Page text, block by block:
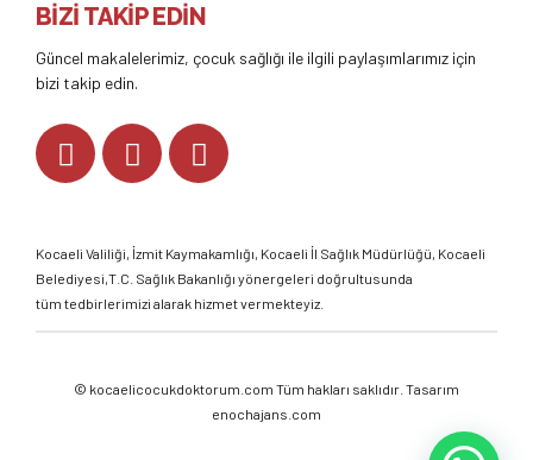
BİZİ TAKİP EDİN
Güncel makalelerimiz, çocuk sağlığı ile ilgili paylaşımlarımız için
bizi takip edin.
Kocaeli Valiliği, İzmit Kaymakamlığı, Kocaeli İl Sağlık Müdürlüğü, Kocaeli
Belediyesi,T.C. Sağlık Bakanlığı yönergeleri doğrultusunda
tüm tedbirlerimizi alarak hizmet vermekteyiz.
© kocaelicocukdoktorum.com Tüm hakları saklıdır. Tasarım
enochajans.com